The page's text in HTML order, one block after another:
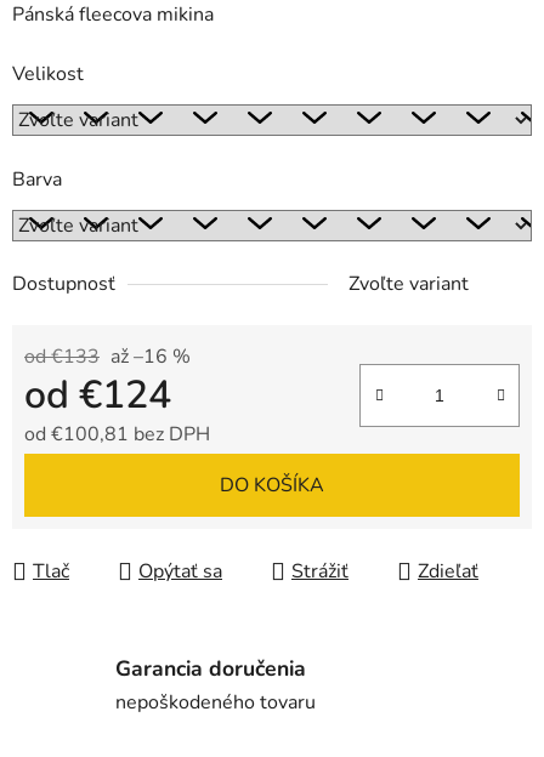
Pánská fleecova mikina
Velikost
Barva
Dostupnosť Zvoľte variant
od €133 až –16 %
od €124
od €100,81 bez DPH
DO KOŠÍKA
Tlač Opýtať sa Strážiť Zdieľať
Garancia doručenia
nepoškodeného tovaru